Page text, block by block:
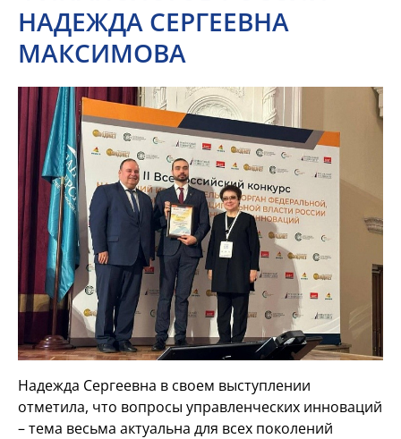
НАДЕЖДА СЕРГЕЕВНА
МАКСИМОВА
Надежда Сергеевна в своем выступлении
отметила, что вопросы управленческих инноваций
– тема весьма актуальна для всех поколений